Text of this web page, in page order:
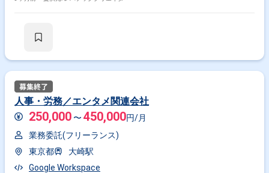
人事・労務／エンタメ関連会社
250,000 〜 450,000円/月
業務委託(フリーランス)
東京都
大崎駅
Google Workspace